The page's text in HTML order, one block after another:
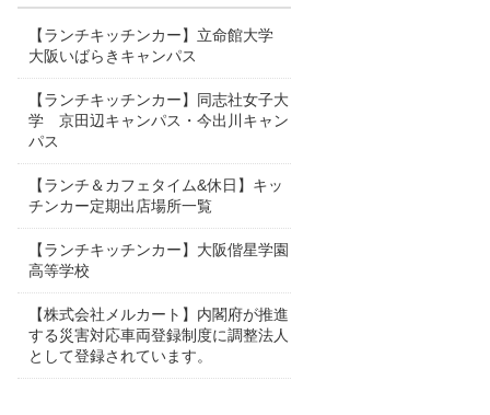
【ランチキッチンカー】立命館大学
大阪いばらきキャンパス
【ランチキッチンカー】同志社女子大
学 京田辺キャンパス・今出川キャン
パス
【ランチ＆カフェタイム&休日】キッ
チンカー定期出店場所一覧
【ランチキッチンカー】大阪偕星学園
高等学校
【株式会社メルカート】内閣府が推進
する災害対応車両登録制度に調整法人
として登録されています。